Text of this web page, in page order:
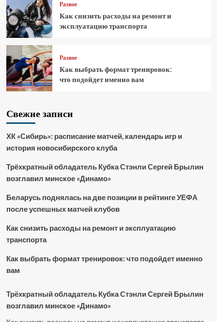
Разное
Как снизить расходы на ремонт и
эксплуатацию транспорта
Разное
Как выбрать формат тренировок:
что подойдет именно вам
Свежие записи
ХК «Сибирь»: расписание матчей, календарь игр и
история новосибирского клуба
Трёхкратный обладатель Кубка Стэнли Сергей Брылин
возглавил минское «Динамо»
Беларусь поднялась на две позиции в рейтинге УЕФА
после успешных матчей клубов
Как снизить расходы на ремонт и эксплуатацию
транспорта
Как выбрать формат тренировок: что подойдет именно
вам
Трёхкратный обладатель Кубка Стэнли Сергей Брылин
возглавил минское «Динамо»